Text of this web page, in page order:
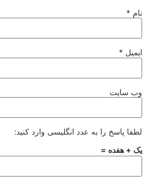
نام *
ایمیل *
وب‌ سایت
لطفا پاسخ را به عدد انگلیسی وارد کنید:
یک + هفده =